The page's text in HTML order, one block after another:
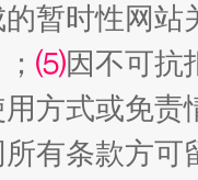
规模
暂时性网
⑸因不可抗
方式或免责
有条款方